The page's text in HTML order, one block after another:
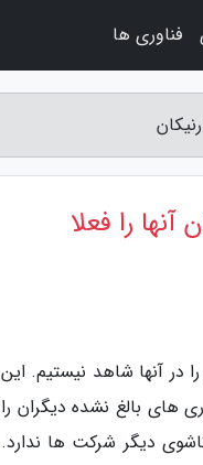
را فعلا
در آنها شاهد نیستیم. این
های بالغ نشده دیگران را
دیگر شرکت ها ندارد.
فناوری ها